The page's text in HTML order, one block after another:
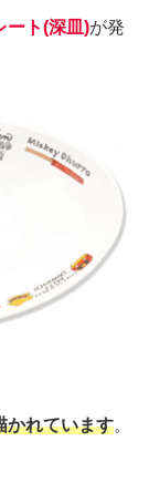
ート(深皿)が発
かれています。